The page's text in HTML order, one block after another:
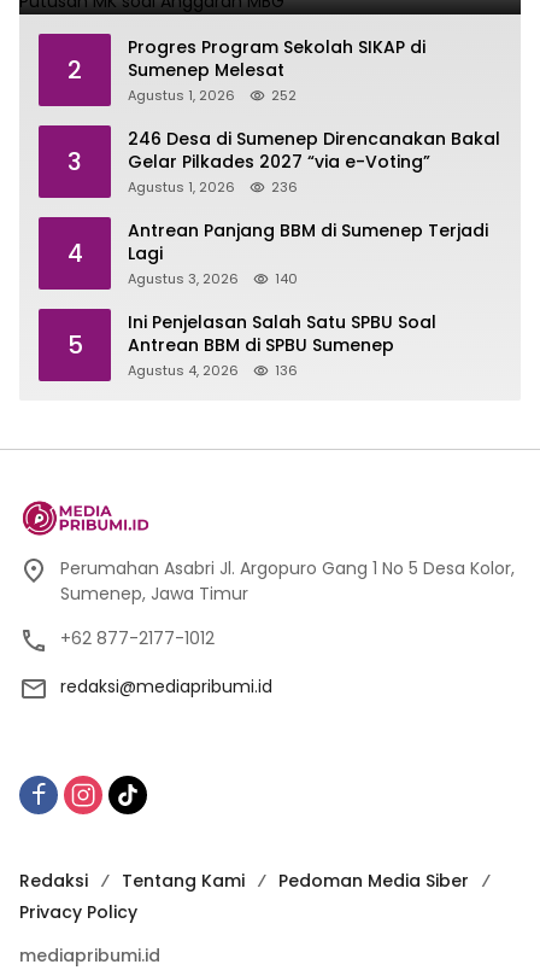
2
Progres Program Sekolah SIKAP di
Sumenep Melesat
Agustus 1, 2026 252
3
246 Desa di Sumenep Direncanakan Bakal
Gelar Pilkades 2027 “via e-Voting”
Agustus 1, 2026 236
4
Antrean Panjang BBM di Sumenep Terjadi
Lagi
Agustus 3, 2026 140
5
Ini Penjelasan Salah Satu SPBU Soal
Antrean BBM di SPBU Sumenep
Agustus 4, 2026 136
Perumahan Asabri Jl. Argopuro Gang 1 No 5 Desa Kolor,
Sumenep, Jawa Timur
+62 877-2177-1012
redaksi@mediapribumi.id
Redaksi Tentang Kami
Pedoman Media Siber
Privacy Policy
mediapribumi.id